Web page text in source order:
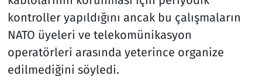
kontroller yapıldığını ancak bu çalışmaların
NATO üyeleri ve telekomünikasyon
operatörleri arasında yeterince organize
edilmediğini söyledi.